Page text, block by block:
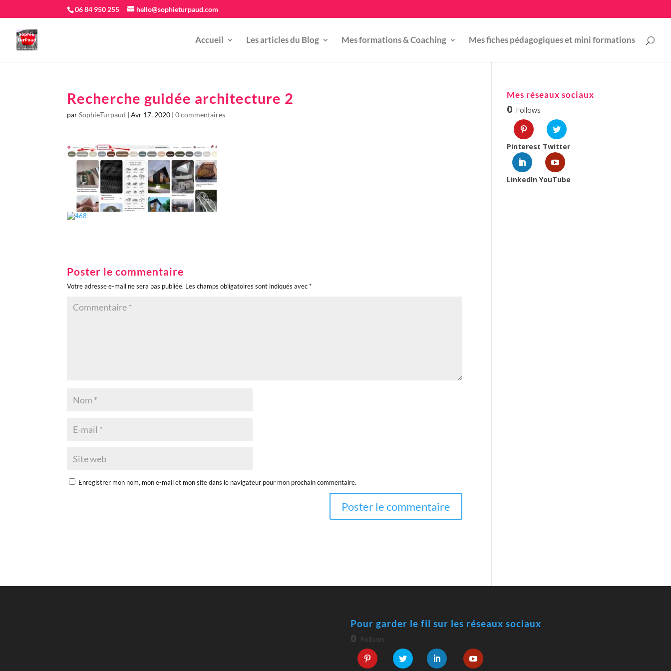
06 84 950 255 hello@sophieturpaud.com
Accueil Les articles du Blog Mes formations & Coaching Mes fiches pédagogiques et mini formations
Recherche guidée architecture 2
parSophieTurpaud |Avr 17, 2020 |0 commentaires
Poster le commentaire
Votre adresse e-mail ne sera pas publiée. Les champs obligatoires sont indiqués avec*
Enregistrer mon nom, mon e-mail et mon site dans le navigateur pour mon prochain commentaire.
Mes réseaux sociaux
0 Follows
Pinterest Twitter
LinkedIn YouTube
Pour garder le fil sur les réseaux sociaux
0 Follows